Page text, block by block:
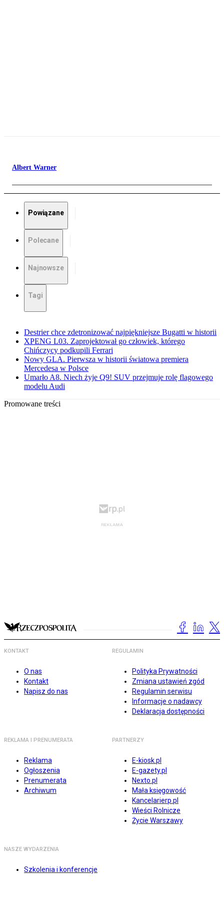
Albert Warner
Powiązane
Polecane
Najnowsze
Tagi
Destrier chce zdetronizować najpiękniejsze Bugatti w historii
XPENG L03. Zaprojektował go człowiek, którego
Chińczycy podkupili Ferrari
Nowy GLA. Pierwsza w historii światowa premiera
Mercedesa w Polsce
Umarło A8. Niech żyje Q9! SUV przejmuje rolę flagowego
modelu Audi
Promowane treści
KONTAKT
O nas
Kontakt
Napisz do nas
REGULAMIN
Polityka Prywatności
Zmiana ustawień zgód
Regulamin serwisu
Informacje o nadawcy
Deklaracja dostępności
REKLAMA I PRENUMERATA
Reklama
Ogłoszenia
Prenumerata
Archiwum
PARTNERZY
E-kiosk.pl
E-gazety.pl
Nexto.pl
Mała księgowość
Kancelarierp.pl
Wieści Rolnicze
Życie Warszawy
NASZE WYDARZENIA
Szkolenia i konferencje